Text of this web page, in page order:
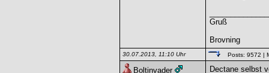
Gruß
Brovning
30.07.2013, 11:10 Uhr Posts: 9572 |
Boltinvader Dectane selbst